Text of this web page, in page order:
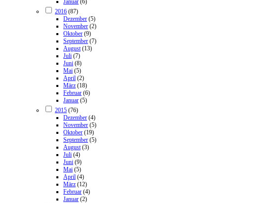
2016 (87)
Dezember (5)
November (2)
Oktober (9)
September (7)
August (13)
Juli (7)
Juni (8)
Mai (5)
April (2)
März (18)
Februar (6)
Januar (5)
2015 (76)
Dezember (4)
November (5)
Oktober (19)
September (5)
August (3)
Juli (4)
Juni (9)
Mai (5)
April (4)
März (12)
Februar (4)
Januar (2)